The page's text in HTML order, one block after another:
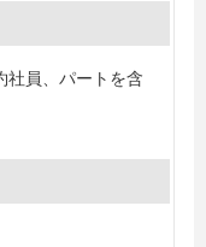
員、パートを含